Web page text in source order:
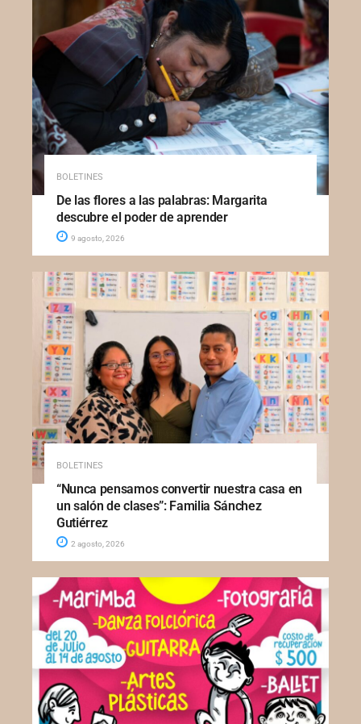
BOLETINES
De las flores a las palabras: Margarita
descubre el poder de aprender
9 agosto, 2026
BOLETINES
“Nunca pensamos convertir nuestra casa en
un salón de clases”: Familia Sánchez
Gutiérrez
2 agosto, 2026